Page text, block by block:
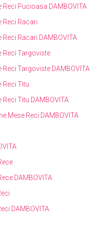
Pucioasa DAMBOVITA
Reci Racari
Racari DAMBOVITA
Reci Targoviste
Targoviste DAMBOVITA
Reci Titu
Titu DAMBOVITA
Mese Reci DAMBOVITA
DAMBOVITA
DAMBOVITA